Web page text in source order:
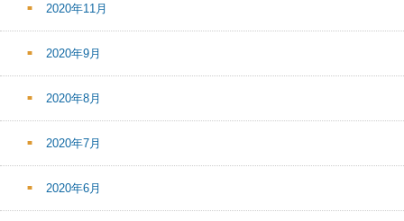
2020年11月
2020年9月
2020年8月
2020年7月
2020年6月